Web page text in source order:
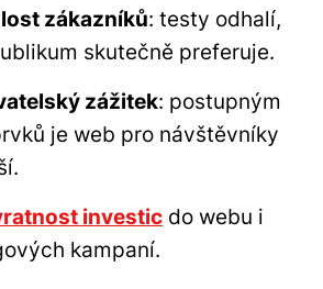
zákazníků: testy odhalí,
skutečně preferuje.
zážitek: postupným
je web pro návštěvníky
investic do webu i
kampaní.